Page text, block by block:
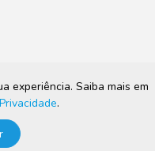
experiência. Saiba mais em
.